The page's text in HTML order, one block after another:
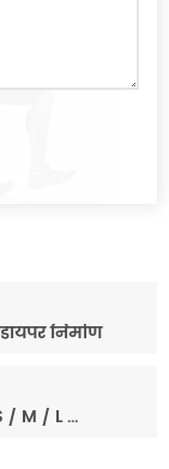
निर्माण
बेबी डायपर बच्चे चलने पैंट डायपर थोक S / M / L / XL / XXL